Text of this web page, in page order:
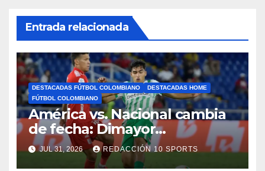
Entrada relacionada
DESTACADAS FÚTBOL COLOMBIANO
DESTACADAS HOME
FÚTBOL COLOMBIANO
América vs. Nacional cambia
de fecha: Dimayor
reprogramó el clásico por
motivos de seguridad
JUL 31, 2026 REDACCIÓN 10 SPORTS